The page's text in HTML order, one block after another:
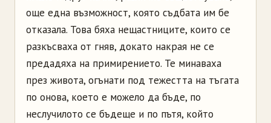
още една възможност, която съдбата им бе
отказала. Това бяха нещастниците, които се
разкъсваха от гняв, докато накрая не се
предадяха на примирението. Те минаваха
през живота, огънати под тежестта на тъгата
по онова, което е можело да бъде, по
неслучилото се бъдеще и по пътя, който